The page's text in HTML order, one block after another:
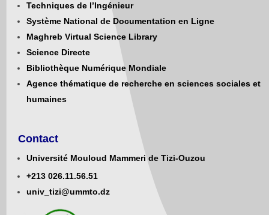
Techniques de l’Ingénieur
Système National de Documentation en Ligne
Maghreb Virtual Science Library
Science Directe
Bibliothèque Numérique Mondiale
Agence thématique de recherche en sciences sociales et
humaines
Contact
Université Mouloud Mammeri de Tizi-Ouzou
+213 026.11.56.51
univ_tizi@ummto.dz